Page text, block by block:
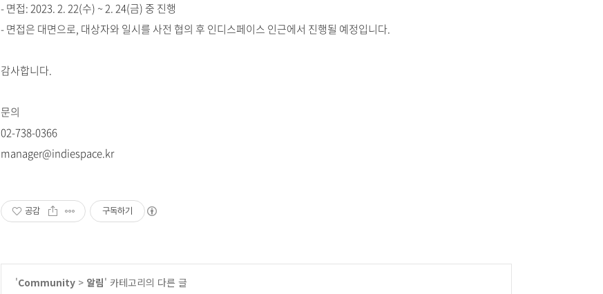
- 면접: 2023. 2. 22(수) ~ 2. 24(금) 중 진행
- 면접은 대면으로, 대상자와 일시를 사전 협의 후 인디스페이스 인근에서 진행될 예정입니다.
감사합니다.
문의
02-738-0366
manager@indiespace.kr
공감 구독하기
'Community > 알림' 카테고리의 다른 글